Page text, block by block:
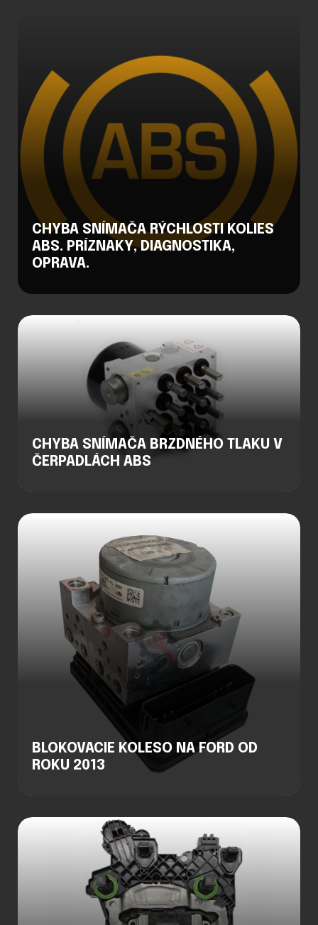
CHYBA SNÍMAČA RÝCHLOSTI KOLIES
ABS. PRÍZNAKY, DIAGNOSTIKA,
OPRAVA.
CHYBA SNÍMAČA BRZDNÉHO TLAKU V
ČERPADLÁCH ABS
BLOKOVACIE KOLESO NA FORD OD
ROKU 2013